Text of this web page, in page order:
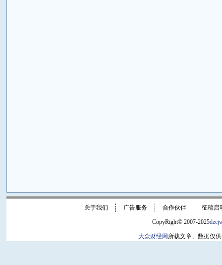
关于我们 广告服务 合作伙伴 征稿启
CopyRight© 2007-2025
大众财经网 所载文章、数据仅